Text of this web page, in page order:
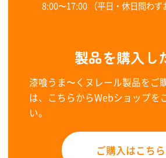
8:00〜17:00 （平日・休日問わず
製品を購入し
漆喰うま〜くヌレール製品をご
は、こちらからWebショップを
い。
ご購入はこちら